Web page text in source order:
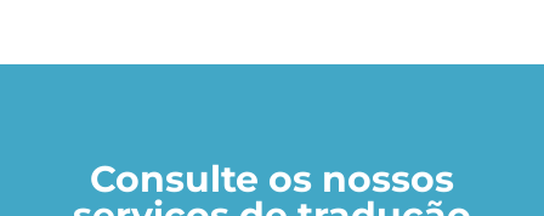
Consulte os nossos